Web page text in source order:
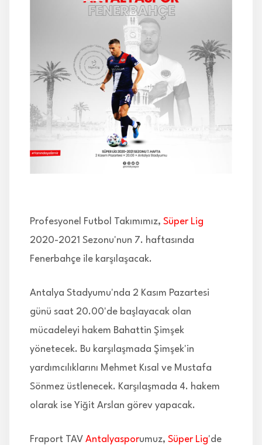
Profesyonel Futbol Takımımız, Süper Lig
2020-2021 Sezonu'nun 7. haftasında
Fenerbahçe ile karşılaşacak.
Antalya Stadyumu'nda 2 Kasım Pazartesi
günü saat 20.00'de başlayacak olan
mücadeleyi hakem Bahattin Şimşek
yönetecek. Bu karşılaşmada Şimşek'in
yardımcılıklarını Mehmet Kısal ve Mustafa
Sönmez üstlenecek. Karşılaşmada 4. hakem
olarak ise Yiğit Arslan görev yapacak.
Fraport TAV Antalyasporumuz, Süper Lig'de